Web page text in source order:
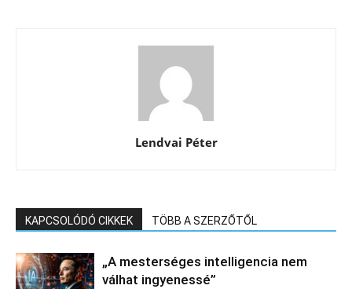
Lendvai Péter
KAPCSOLÓDÓ CIKKEK TÖBB A SZERZŐTŐL
„A mesterséges intelligencia nem
válhat ingyenessé”